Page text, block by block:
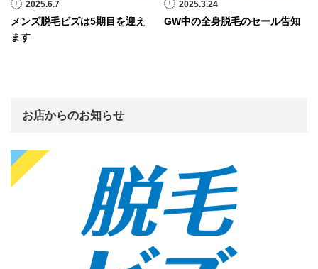
2025.6.7
メンズ脱毛ビズは5期目を迎え
ます
2025.3.24
GW中の全身脱毛のセール告知
お店からのお知らせ